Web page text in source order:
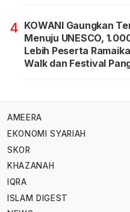
4 KOWANI Gaungkan
Menuju UNESCO,
Lebih Peserta
Walk dan Festival
AMEERA
EKONOMI SYARIAH
SKOR
KHAZANAH
IQRA
ISLAM DIGEST